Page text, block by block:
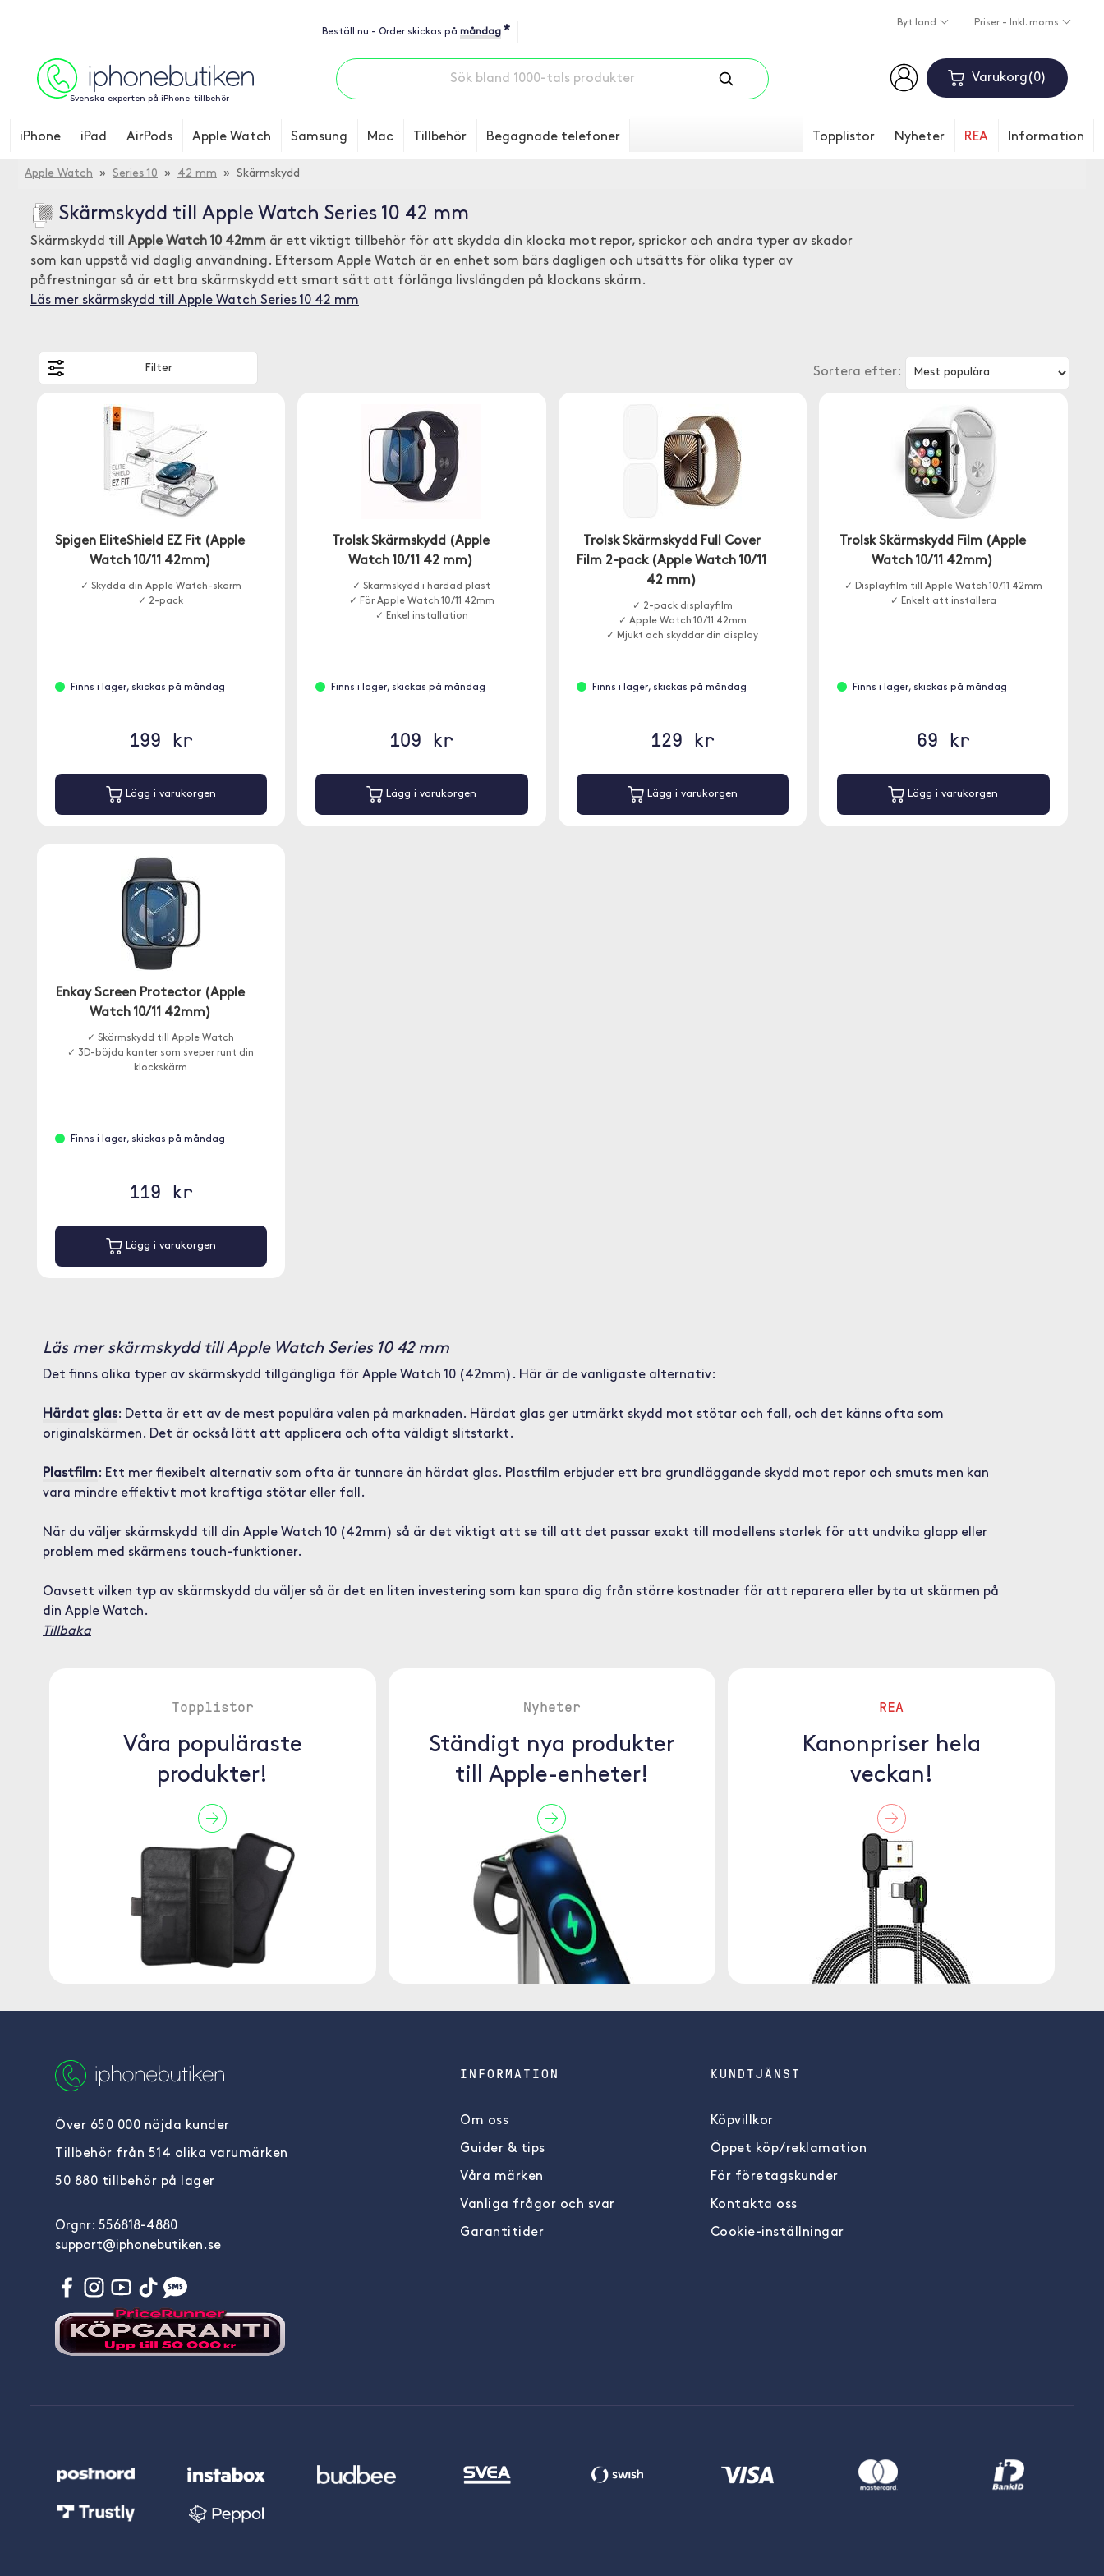
Beställ nu - Order skickas på måndag *
Byt land Priser - Inkl. moms
Svenska experten på iPhone-tillbehör
Varukorg 0
iPhone iPad AirPods Apple Watch Samsung Mac Tillbehör Begagnade telefoner Topplistor Nyheter REA Information
Apple Watch » Series 10 » 42 mm » Skärmskydd
Skärmskydd till Apple Watch Series 10 42 mm
Skärmskydd till Apple Watch 10 42mm är ett viktigt tillbehör för att skydda din klocka mot repor, sprickor och andra typer av skador
som kan uppstå vid daglig användning. Eftersom Apple Watch är en enhet som bärs dagligen och utsätts för olika typer av
påfrestningar så är ett bra skärmskydd ett smart sätt att förlänga livslängden på klockans skärm.
Läs mer skärmskydd till Apple Watch Series 10 42 mm
Sortera efter:
Filter
Spigen EliteShield EZ Fit (Apple
Watch 10/11 42mm)
✓ Skydda din Apple Watch-skärm
✓ 2-pack
Finns i lager, skickas på måndag
199 kr
Lägg i varukorgen
Trolsk Skärmskydd (Apple
Watch 10/11 42 mm)
✓ Skärmskydd i härdad plast
✓ För Apple Watch 10/11 42mm
✓ Enkel installation
Finns i lager, skickas på måndag
109 kr
Lägg i varukorgen
Trolsk Skärmskydd Full Cover
Film 2-pack (Apple Watch 10/11
42 mm)
✓ 2-pack displayfilm
✓ Apple Watch 10/11 42mm
✓ Mjukt och skyddar din display
Finns i lager, skickas på måndag
129 kr
Lägg i varukorgen
Trolsk Skärmskydd Film (Apple
Watch 10/11 42mm)
✓ Displayfilm till Apple Watch 10/11 42mm
✓ Enkelt att installera
Finns i lager, skickas på måndag
69 kr
Lägg i varukorgen
Enkay Screen Protector (Apple
Watch 10/11 42mm)
✓ Skärmskydd till Apple Watch
✓ 3D-böjda kanter som sveper runt din
klockskärm
Finns i lager, skickas på måndag
119 kr
Lägg i varukorgen
Läs mer skärmskydd till Apple Watch Series 10 42 mm
Det finns olika typer av skärmskydd tillgängliga för Apple Watch 10 (42mm). Här är de vanligaste alternativ:
Härdat glas: Detta är ett av de mest populära valen på marknaden. Härdat glas ger utmärkt skydd mot stötar och fall, och det känns ofta som
originalskärmen. Det är också lätt att applicera och ofta väldigt slitstarkt.
Plastfilm: Ett mer flexibelt alternativ som ofta är tunnare än härdat glas. Plastfilm erbjuder ett bra grundläggande skydd mot repor och smuts men kan
vara mindre effektivt mot kraftiga stötar eller fall.
När du väljer skärmskydd till din Apple Watch 10 (42mm) så är det viktigt att se till att det passar exakt till modellens storlek för att undvika glapp eller
problem med skärmens touch-funktioner.
Oavsett vilken typ av skärmskydd du väljer så är det en liten investering som kan spara dig från större kostnader för att reparera eller byta ut skärmen på
din Apple Watch.
Tillbaka
Topplistor
Våra populäraste
produkter!
Nyheter
Ständigt nya produkter
till Apple-enheter!
REA
Kanonpriser hela
veckan!
Över 650 000 nöjda kunder
Tillbehör från 514 olika varumärken
50 880 tillbehör på lager
Orgnr: 556818-4880
support@iphonebutiken.se
INFORMATION
Om oss
Guider & tips
Våra märken
Vanliga frågor och svar
Garantitider
KUNDTJÄNST
Köpvillkor
Öppet köp/reklamation
För företagskunder
Kontakta oss
Cookie-inställningar